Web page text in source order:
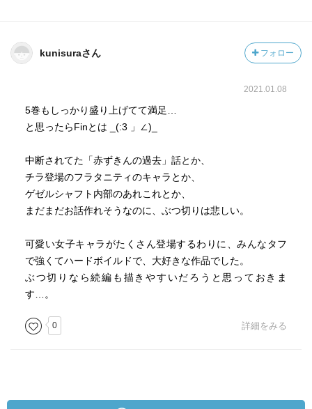
kunisuraさん フォロー
2021.01.08
5巻もしっかり盛り上げてて満足…
と思ったらFinとは _(:3 」∠)_
中断されてた「赤ずきんの過去」話とか、
チラ登場のフラタニティのキャラとか、
ゲゼルシャフト内部のあれこれとか、
まだまだお話作れそうなのに、ぶつ切りは悲しい。
可愛い女子キャラがたくさん登場するわりに、みんなタフ
で強くてハードボイルドで、大好きな作品でした。
ぶつ切りなら続編も描きやすいだろうと思っておきま
す…。
0 詳細をみる